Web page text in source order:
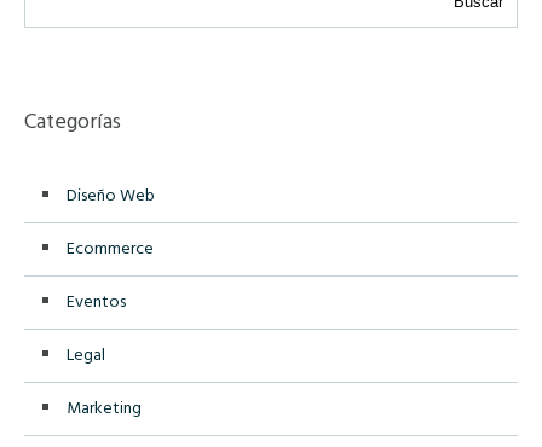
Categorías
Diseño Web
Ecommerce
Eventos
Legal
Marketing